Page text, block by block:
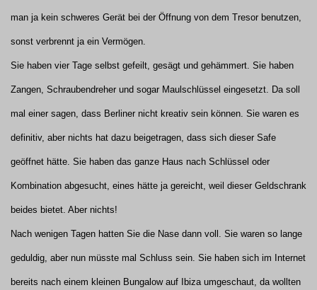
man ja kein schweres Gerät bei der Öffnung von dem Tresor benutzen,
sonst verbrennt ja ein Vermögen.
Sie haben vier Tage selbst gefeilt, gesägt und gehämmert. Sie haben
Zangen, Schraubendreher und sogar Maulschlüssel eingesetzt. Da soll
mal einer sagen, dass Berliner nicht kreativ sein können. Sie waren es
definitiv, aber nichts hat dazu beigetragen, dass sich dieser Safe
geöffnet hätte. Sie haben das ganze Haus nach Schlüssel oder
Kombination abgesucht, eines hätte ja gereicht, weil dieser Geldschrank
beides bietet. Aber nichts!
Nach wenigen Tagen hatten Sie die Nase dann voll. Sie waren so lange
geduldig, aber nun müsste mal Schluss sein. Sie haben sich im Internet
bereits nach einem kleinen Bungalow auf Ibiza umgeschaut, da wollten